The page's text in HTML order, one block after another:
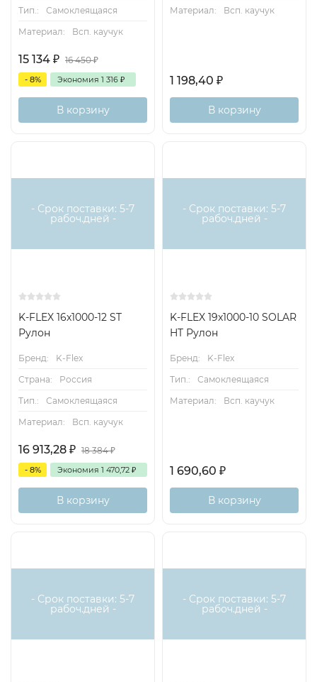
Тип.:
Самоклеящаяся
Материал:
Всп. каучук
15 134 ₽ 16 450₽
- 8% Экономия 1 316 ₽
В корзину
Материал:
Всп. каучук
1 198,40 ₽
В корзину
- Срок поставки: 5-7
рабоч.дней -
K-FLEX 16x1000-12 ST
Рулон
Бренд:
K-Flex
Страна:
Россия
Тип.:
Самоклеящаяся
Материал:
Всп. каучук
16 913,28 ₽ 18 384₽
- 8% Экономия 1 470,72 ₽
В корзину
- Срок поставки: 5-7
рабоч.дней -
K-FLEX 19x1000-10 SOLAR
HT Рулон
Бренд:
K-Flex
Тип.:
Самоклеящаяся
Материал:
Всп. каучук
1 690,60 ₽
В корзину
- Срок поставки: 5-7
рабоч.дней -
- Срок поставки: 5-7
рабоч.дней -